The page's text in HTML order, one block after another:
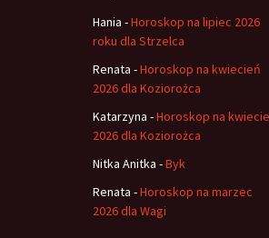
Hania -Horoskop na lipiec 2026
roku dla Strzelca
Renata -Horoskop na kwiecień
2026 dla Koziorożca
Katarzyna -Horoskop na
2026 dla Koziorożca
Nitka Anitka -Byk
Renata -Horoskop na marzec
2026 dla Wagi